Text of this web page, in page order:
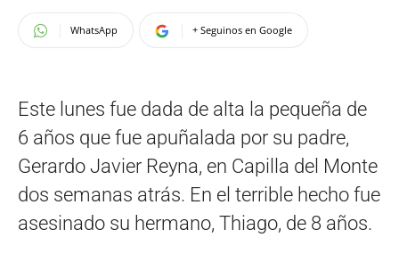
WhatsApp + Seguinos en Google
Este lunes fue dada de alta la pequeña de
6 años que fue apuñalada por su padre,
Gerardo Javier Reyna, en Capilla del Monte
dos semanas atrás. En el terrible hecho fue
asesinado su hermano, Thiago, de 8 años.